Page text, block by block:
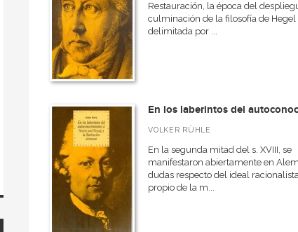
Restauración, la época del
culminación de la filosofía de Hegel
delimitada por ...
En los laberintos del
VOLKER RÜHLE
En la segunda mitad del s. XVIII, se
manifestaron abiertamente en
dudas respecto del ideal
propio de la m...